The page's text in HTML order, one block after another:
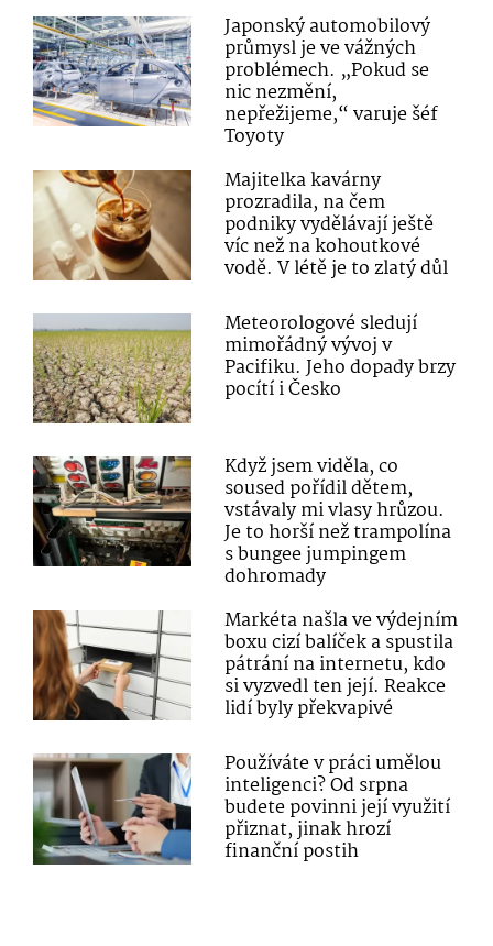
Japonský automobilový
průmysl je ve vážných
problémech. „Pokud se
nic nezmění,
nepřežijeme,“ varuje šéf
Toyoty
Majitelka kavárny
prozradila, na čem
podniky vydělávají ještě
víc než na kohoutkové
vodě. V létě je to zlatý důl
Meteorologové sledují
mimořádný vývoj v
Pacifiku. Jeho dopady brzy
pocítí i Česko
Když jsem viděla, co
soused pořídil dětem,
vstávaly mi vlasy hrůzou.
Je to horší než trampolína
s bungee jumpingem
dohromady
Markéta našla ve výdejním
boxu cizí balíček a spustila
pátrání na internetu, kdo
si vyzvedl ten její. Reakce
lidí byly překvapivé
Používáte v práci umělou
inteligenci? Od srpna
budete povinni její využití
přiznat, jinak hrozí
finanční postih